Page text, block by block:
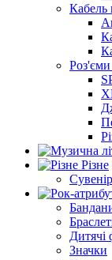
Кабель
Роз'єми
Різне
Дитячі
Значки